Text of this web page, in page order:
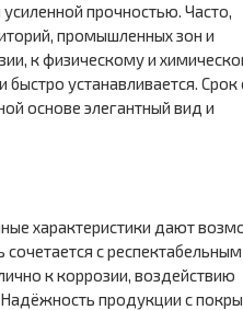
прочностью. Часто,
промышленных зон и
к физическому и
устанавливается.
основе элегантный вид и
характеристики дают
с
к коррозии, воздействию
Надёжность продукции с